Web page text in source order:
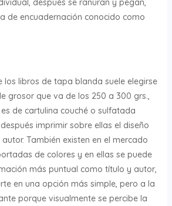
después se ranuran y pegan,
de encuadernación conocido como
los libros de tapa blanda suele elegirse
grosor que va de los 250 a 300 grs.,
de cartulina couché o sulfatada
imprimir sobre ellas el diseño
También existen en el mercado
de colores y en ellas se puede
más puntual como título y autor,
en una opción más simple, pero a la
porque visualmente se percibe la